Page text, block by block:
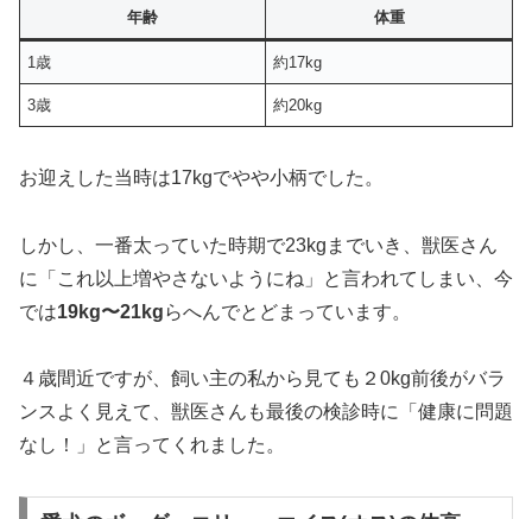
年齢 体重
1歳 約17kg
3歳 約20kg
お迎えした当時は17kgでやや小柄でした。
しかし、一番太っていた時期で23kgまでいき、獣医さん
に「これ以上増やさないようにね」と言われてしまい、今
では19kg〜21kgらへんでとどまっています。
４歳間近ですが、飼い主の私から見ても２0kg前後がバラ
ンスよく見えて、獣医さんも最後の検診時に「健康に問題
なし！」と言ってくれました。